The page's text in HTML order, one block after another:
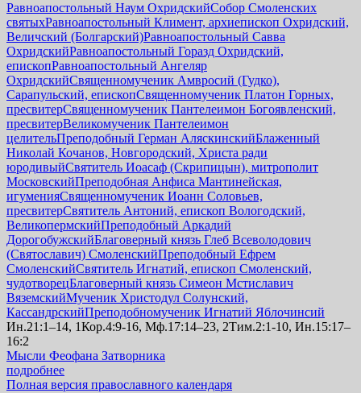
Равноапостольный Наум ОхридскийСобор Смоленских
святыхРавноапостольный Климент, архиепископ Охридский,
Величский (Болгарский)Равноапостольный Савва
ОхридскийРавноапостольный Горазд Охридский,
епископРавноапостольный Ангеляр
ОхридскийСвященномученик Амвросий (Гудко),
Сарапульский, епископСвященномученик Платон Горных,
пресвитерСвященномученик Пантелеимон Богоявленский,
пресвитерВеликомученик Пантелеимон
целительПреподобный Герман АляскинскийБлаженный
Николай Кочанов, Новгородский, Христа ради
юродивыйСвятитель Иоасаф (Скрипицын), митрополит
МосковскийПреподобная Анфиса Мантинейская,
игуменияСвященномученик Иоанн Соловьев,
пресвитерСвятитель Антоний, епископ Вологодский,
ВеликопермскийПреподобный Аркадий
ДорогобужскийБлаговерный князь Глеб Всеволодович
(Святославич) СмоленскийПреподобный Ефрем
СмоленскийСвятитель Игнатий, епископ Смоленский,
чудотворецБлаговерный князь Симеон Мстиславич
ВяземскийМученик Христодул Солунский,
КассандрскийПреподобномученик Игнатий Яблочинсий
Ин.21:1–14, 1Кор.4:9-16, Мф.17:14–23, 2Тим.2:1-10, Ин.15:17–
16:2
Мысли Феофана Затворника
подробнее
Полная версия православного календаря